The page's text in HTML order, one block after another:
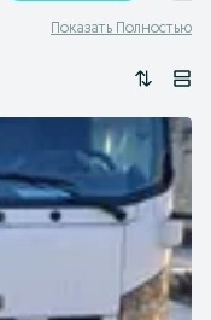
Показать Полностью